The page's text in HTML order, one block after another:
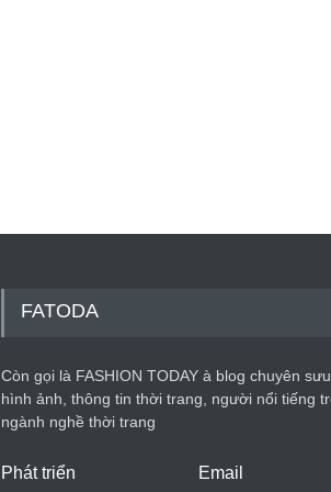
FATODA
Còn gọi là FASHION TODAY à blog chuyên
hình ảnh, thông tin thời trang, người nổi tiếng
ngành nghề thời trang
Phát triển Email